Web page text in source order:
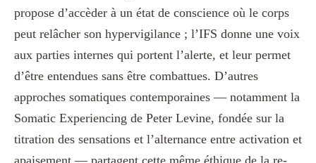
propose d’accèder à un état de conscience où le corps
peut relâcher son hypervigilance ; l’IFS donne une voix
aux parties internes qui portent l’alerte, et leur permet
d’être entendues sans être combattues. D’autres
approches somatiques contemporaines — notamment la
Somatic Experiencing de Peter Levine, fondée sur la
titration des sensations et l’alternance entre activation et